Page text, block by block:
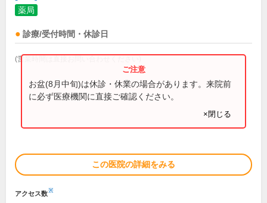
薬局
診療/受付時間・休診日
(営業時間は直接お問い合わせください)
お盆(8月中旬)は休診・休業の場合があります。来院前
に必ず医療機関に直接ご確認ください。
×閉じる
この医院の詳細をみる
アクセス数※